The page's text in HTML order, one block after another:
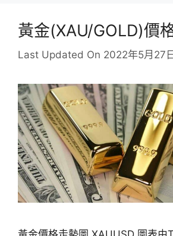
黃金(XAU/GOLD)價
Last Updated On 2022年5月27